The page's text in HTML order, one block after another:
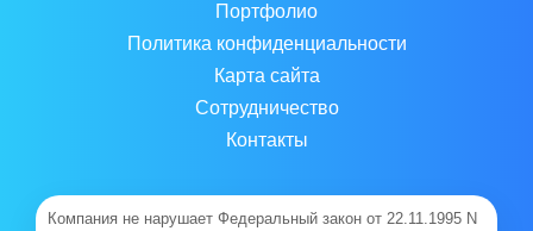
Портфолио
Политика конфиденциальности
Карта сайта
Сотрудничество
Контакты
Компания не нарушает Федеральный закон от 22.11.1995 N